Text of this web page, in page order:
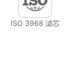
ISO 3968 滤芯